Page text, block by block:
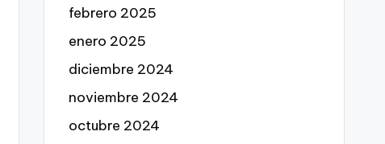
febrero 2025
enero 2025
diciembre 2024
noviembre 2024
octubre 2024